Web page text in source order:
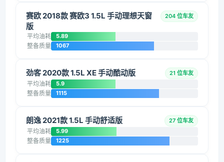
赛欧 2018款 赛欧3 1.5L 手动理想天窗
版
204 位车友
平均油耗 5.89
整备质量 1067
劲客 2020款 1.5L XE 手动酷动版 21 位车友
平均油耗 5.9
整备质量 1115
朗逸 2021款 1.5L 手动舒适版 27 位车友
平均油耗 5.99
整备质量 1225